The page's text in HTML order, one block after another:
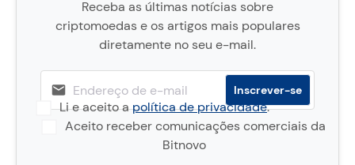
Receba as últimas notícias sobre
criptomoedas e os artigos mais populares
diretamente no seu e-mail.
Li e aceito apolítica de privacidade.
Aceito receber comunicações comerciais da
Bitnovo